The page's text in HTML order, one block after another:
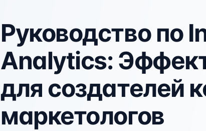
Руководство по
Analytics:
для создателей
маркетологов